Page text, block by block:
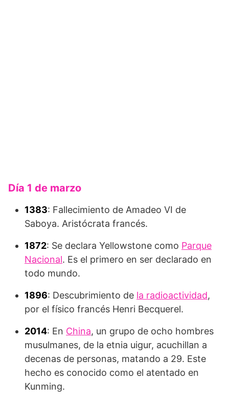
Día 1 de marzo
1383: Fallecimiento de Amadeo VI de
Saboya. Aristócrata francés.
1872: Se declara Yellowstone como Parque
Nacional. Es el primero en ser declarado en
todo mundo.
1896: Descubrimiento de la radioactividad,
por el físico francés Henri Becquerel.
2014: En China, un grupo de ocho hombres
musulmanes, de la etnia uigur, acuchillan a
decenas de personas, matando a 29. Este
hecho es conocido como el atentado en
Kunming.